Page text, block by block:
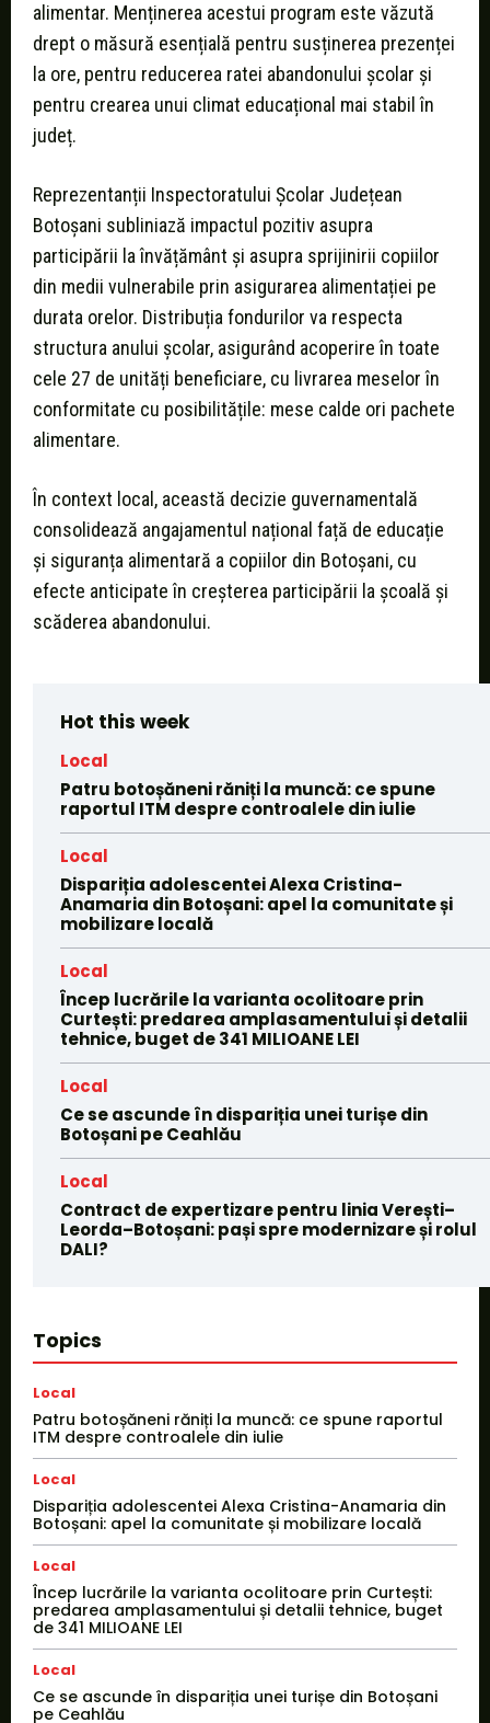
alimentar. Menținerea acestui program este văzută
drept o măsură esențială pentru susținerea prezenței
la ore, pentru reducerea ratei abandonului școlar și
pentru crearea unui climat educațional mai stabil în
județ.
Reprezentanții Inspectoratului Școlar Județean
Botoșani subliniază impactul pozitiv asupra
participării la învățământ și asupra sprijinirii copiilor
din medii vulnerabile prin asigurarea alimentației pe
durata orelor. Distribuția fondurilor va respecta
structura anului școlar, asigurând acoperire în toate
cele 27 de unități beneficiare, cu livrarea meselor în
conformitate cu posibilitățile: mese calde ori pachete
alimentare.
În context local, această decizie guvernamentală
consolidează angajamentul național față de educație
și siguranța alimentară a copiilor din Botoșani, cu
efecte anticipate în creșterea participării la școală și
scăderea abandonului.
Hot this week
Local
Patru botoșăneni răniți la muncă: ce spune
raportul ITM despre controalele din iulie
Local
Dispariția adolescentei Alexa Cristina-
Anamaria din Botoșani: apel la comunitate și
mobilizare locală
Local
Încep lucrările la varianta ocolitoare prin
Curtești: predarea amplasamentului și detalii
tehnice, buget de 341 MILIOANE LEI
Local
Ce se ascunde în dispariția unei turișe din
Botoșani pe Ceahlău
Local
Contract de expertizare pentru linia Verești–
Leorda–Botoșani: pași spre modernizare și rolul
DALI?
Topics
Local
Patru botoșăneni răniți la muncă: ce spune raportul
ITM despre controalele din iulie
Local
Dispariția adolescentei Alexa Cristina-Anamaria din
Botoșani: apel la comunitate și mobilizare locală
Local
Încep lucrările la varianta ocolitoare prin Curtești:
predarea amplasamentului și detalii tehnice, buget
de 341 MILIOANE LEI
Local
Ce se ascunde în dispariția unei turișe din Botoșani
pe Ceahlău